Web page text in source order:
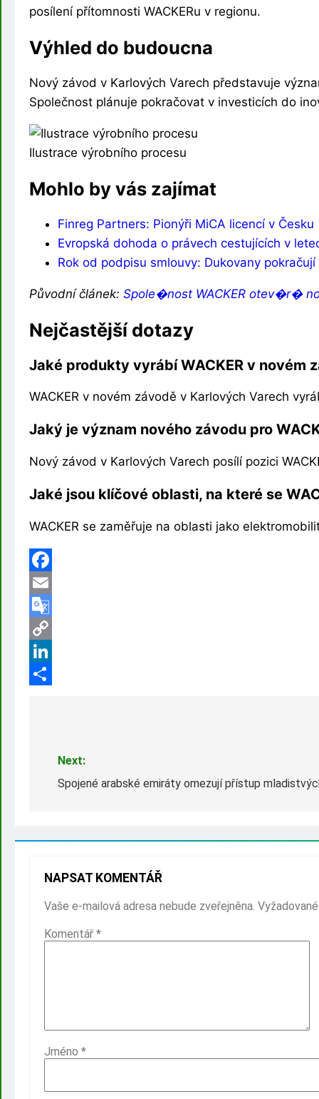
posílení přítomnosti WACKERu v regionu.
Výhled do budoucna
Nový závod v Karlových Varech představuje
Společnost plánuje pokračovat v investicích do
Ilustrace výrobního procesu
Mohlo by vás zajímat
Finreg Partners: Pionýři MiCA licencí v Česku
Evropská dohoda o právech cestujících v
Rok od podpisu smlouvy: Dukovany
Původní článek: Spole�nost WACKER otev�r�
Nejčastější dotazy
Jaké produkty vyrábí WACKER v novém
WACKER v novém závodě v Karlových Varech
Jaký je význam nového závodu pro
Nový závod v Karlových Varech posílí pozici
Jaké jsou klíčové oblasti, na které se
WACKER se zaměřuje na oblasti jako
Facebook
Email
Google
Translate
Copy
Link
LinkedIn
příspěvek
Next:
Spojené arabské emiráty omezují přístup
NAPSAT KOMENTÁŘ
Vaše e-mailová adresa nebude zveřejněna.
Komentář *
Jméno *